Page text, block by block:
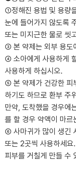
①정해진 용법 및 용량
눈에 들어가지 않도록
또는 미지근한 물로 씻
③ 본 약제는 외부 용도
④ 소아에게 사용하게
사용하게 하십시오.
⑤ 본 약제가 건강한 피
하기도 하므로 환부 주
만약, 도착했을 경우에
를 할 경우 약액이 마르
⑥ 사마귀가 많이 생긴
또는 2곳씩 사용하세
피부를 거칠게 만들 수